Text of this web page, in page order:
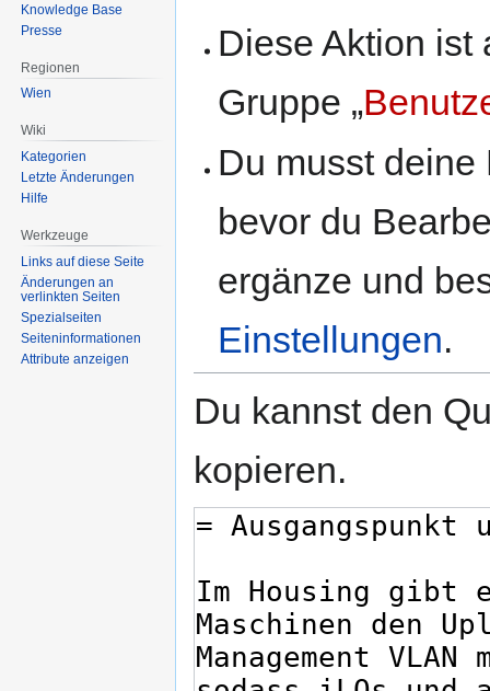
Diese Aktion ist
Gruppe „
Du musst
bevor du
ergänze und
Einstellungen.
Du kannst den
kopieren.
Knowledge Base
Presse
Regionen
Wien
Wiki
Kategorien
Letzte Änderungen
Hilfe
Werkzeuge
Links auf diese Seite
Änderungen an
verlinkten Seiten
Spezialseiten
Seiten­informationen
Attribute anzeigen